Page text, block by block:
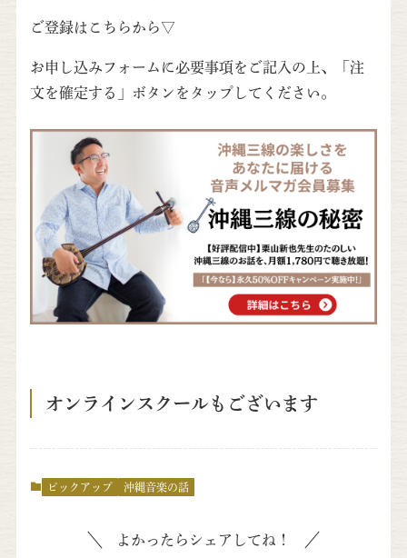
ご登録はこちらから▽
お申し込みフォームに必要事項をご記入の上、「注
文を確定する」ボタンをタップしてください。
オンラインスクールもございます
ピックアップ 沖縄音楽の話
よかったらシェアしてね！